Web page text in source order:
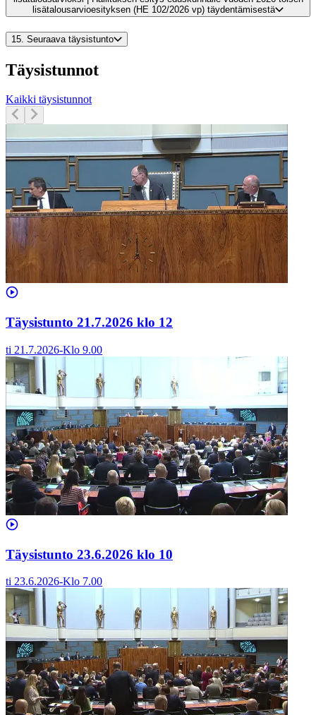
lisätalousarvioesityksen (HE 102/2026 vp) täydentämisestä
15. Seuraava täysistunto
Täysistunnot
Kaikki täysistunnot
Täysistunto 21.7.2026 klo 12
ti 21.7.2026-Klo 9.00
Täysistunto 23.6.2026 klo 10
ti 23.6.2026-Klo 7.00